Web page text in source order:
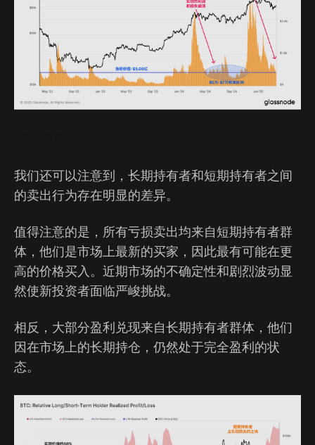
我们还可以注意到，长期持有者和短期持有者之间
的卖出行为存在明显的差异。
值得注意的是，所有亏损卖出均来自短期持有者群
体，他们是市场上最新的买家，因此最有可能在更
高的价格买入。近期市场的不确定性和剧烈波动显
然使新投资者面临严峻挑战。
相反，大部分盈利兑现来自长期持有者群体，他们
因在市场上的长期持仓，仍然处于完全盈利的状
态。